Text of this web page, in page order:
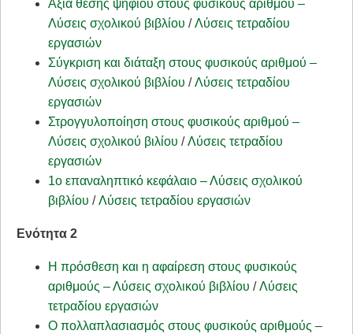
Αξία θέσης ψηφίου στους φυσικούς αριθμού –
Λύσεις σχολικού βιβλίου /Λύσεις τετραδίου
εργασιών
Σύγκριση και διάταξη στους φυσικούς αριθμού –
Λύσεις σχολικού βιβλίου /Λύσεις τετραδίου
εργασιών
Στρογγυλοποίηση στους φυσικούς αριθμού –
Λύσεις σχολικού βιλίου /Λύσεις τετραδίου
εργασιών
1ο επαναληπτικό κεφάλαιο – Λύσεις σχολικού
βιβλίου /Λύσεις τετραδίου εργασιών
Ενότητα 2
Η πρόσθεση και η αφαίρεση στους φυσικούς
αριθμούς – Λύσεις σχολικού βιβλίου /Λύσεις
τετραδίου εργασιών
Ο πολλαπλασιασμός στους φυσικούς αριθμούς –